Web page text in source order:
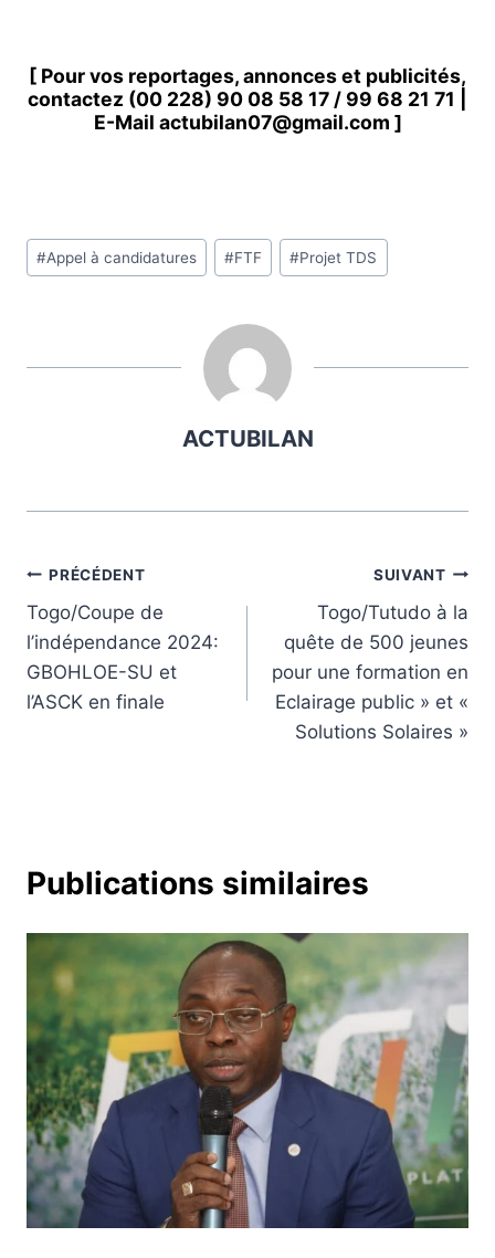
[ Pour vos reportages, annonces et publicités,
contactez (00 228) 90 08 58 17 / 99 68 21 71
E-Mail actubilan07@gmail.com ]
Étiquettes
de
#Appel à candidatures #FTF #Projet TDS
ACTUBILAN
Navigation
de
l’article
PRÉCÉDENT
Togo/Coupe de
l’indépendance 2024:
GBOHLOE-SU et
l’ASCK en finale
SUIVANT
Togo/Tutudo à la
quête de 500 jeunes
pour une formation en
Eclairage public » et «
Solutions Solaires »
Publications similaires